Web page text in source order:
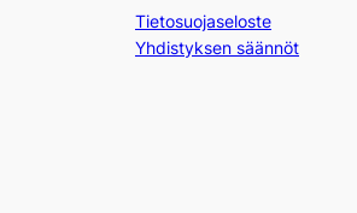
Tietosuojaseloste
Yhdistyksen säännöt